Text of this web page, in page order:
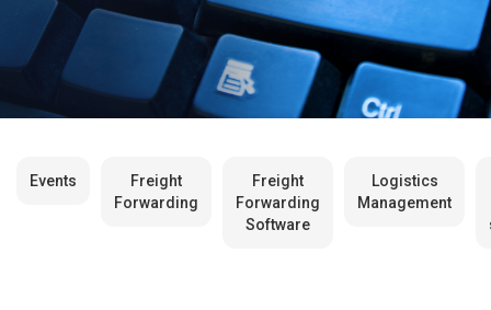
Events
Freight
Forwarding
Freight
Forwarding
Software
Logistics
Management